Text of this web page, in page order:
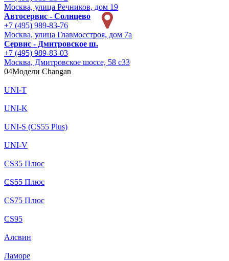
Москва, улица Речников, дом 19
Автосервис - Солнцево
+7 (495) 989-83-76
Москва, улица Главмосстроя, дом 7а
Сервис - Дмитровское ш.
+7 (495) 989-83-03
Москва, Дмитровское шоссе, 58 с33
04Модели Changan
UNI-T
UNI-K
UNI-S (CS55 Plus)
UNI-V
CS35 Плюс
CS55 Плюс
CS75 Плюс
CS95
Алсвин
Ламоре